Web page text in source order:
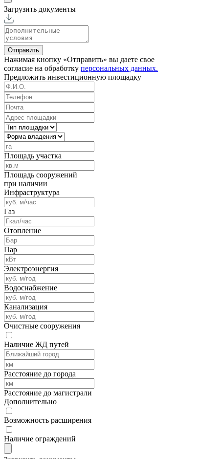
Загрузить документы
Отправить
Нажимая кнопку «Отправить» вы даете свое
согласие на обработку персональных данных.
Предложить инвестиционную площадку
Площадь участка
Площадь сооружений
при наличии
Инфраструктура
Газ
Отопление
Пар
Электроэнергия
Водоснабжение
Канализация
Очистные сооружения
Наличие ЖД путей
Расстояние до города
Расстояние до магистрали
Дополнительно
Возможность расширения
Наличие ограждений